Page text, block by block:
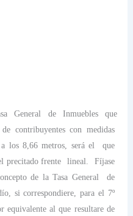
General de Inmuebles que
contribuyentes con medidas
a los8,66 metros, será el
que
precitado frente lineal.
Fíjase
de la Tasa General
de
si correspondiere, para el 7º
equivalente al que resultare de